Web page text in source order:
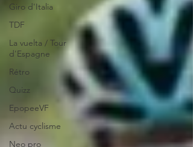
Giro d'Italia
TDF
La vuelta / Tour
d'Espagne
Rétro
Quizz
EpopeeVF
Actu cyclisme
Neo pro